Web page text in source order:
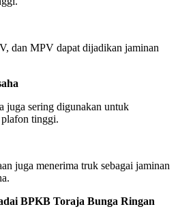
dan MPV dapat dijadikan jaminan
juga sering digunakan untuk
tinggi.
juga menerima truk sebagai jaminan
BPKB Toraja Bunga Ringan